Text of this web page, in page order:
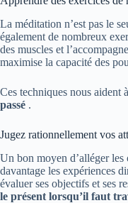
La méditation n’est pas le
également de nombreux
des muscles et
maximise la capacité des
Ces techniques nous aident à
passé .
Jugez rationnellement vos
Un bon moyen d’alléger les
davantage les expériences
évaluer ses objectifs et ses
le présent lorsqu’il faut